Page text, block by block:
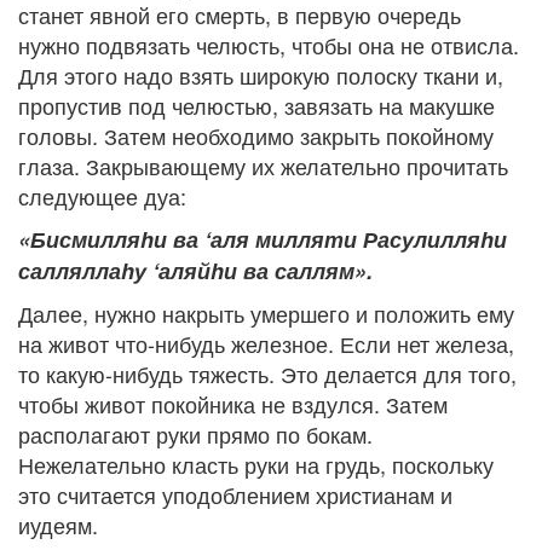
станет явной его смерть, в первую очередь
нужно подвязать челюсть, чтобы она не отвисла.
Для этого надо взять широкую полоску ткани и,
пропустив под челюстью, завязать на макушке
головы. Затем необходимо закрыть покойному
глаза. Закрывающему их желательно прочитать
следующее дуа:
«Бисмилляhи ва ‘аля милляти Расулилляhи
салляллаhу ‘аляйhи ва саллям».
Далее, нужно накрыть умершего и положить ему
на живот что-нибудь железное. Если нет железа,
то какую-нибудь тяжесть. Это делается для того,
чтобы живот покойника не вздулся. Затем
располагают руки прямо по бокам.
Нежелательно класть руки на грудь, поскольку
это считается уподоблением христианам и
иудеям.